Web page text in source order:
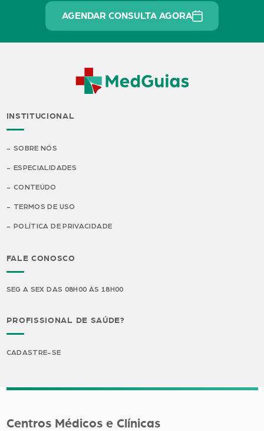
AGENDAR CONSULTA AGORA
INSTITUCIONAL
SOBRE NÓS
ESPECIALIDADES
CONTEÚDO
TERMOS DE USO
POLÍTICA DE PRIVACIDADE
FALE CONOSCO
SEG A SEX DAS 08H00 ÀS 18H00
PROFISSIONAL DE SAÚDE?
CADASTRE-SE
Centros Médicos e Clínicas